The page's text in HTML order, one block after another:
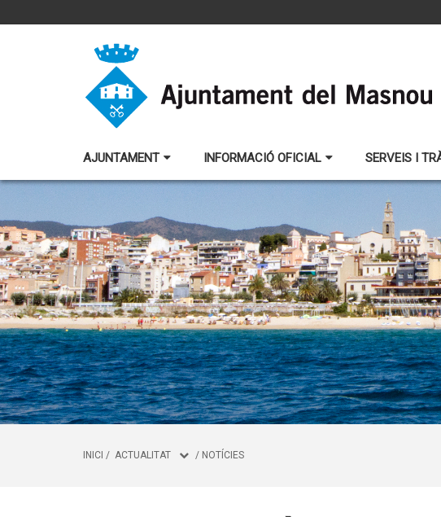
AJUNTAMENT INFORMACIÓ OFICIAL SERVEIS I
INICI / ACTUALITAT / NOTÍCIES